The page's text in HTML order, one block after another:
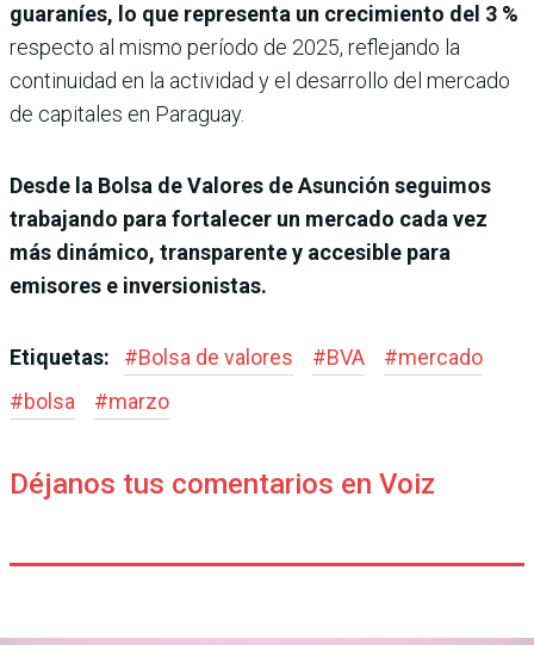
guaraníes, lo que representa un crecimiento del 3 %
respecto al mismo período de 2025, reflejando la
continuidad en la actividad y el desarrollo del mercado
de capitales en Paraguay.
Desde la Bolsa de Valores de Asunción seguimos
trabajando para fortalecer un mercado cada vez
más dinámico, transparente y accesible para
emisores e inversionistas.
Etiquetas: #Bolsa de valores #BVA #mercado
#bolsa #marzo
Déjanos tus comentarios en Voiz